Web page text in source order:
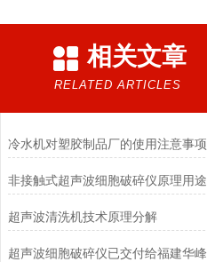
相关文章
RELATED ARTICLES
冷水机对塑胶制品厂的使用注意事项
超声波清洗机技术原理分解